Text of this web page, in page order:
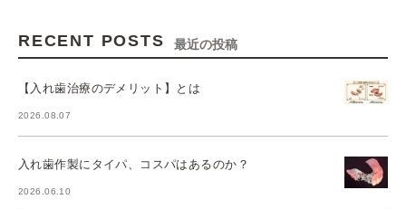
RECENT POSTS 最近の投稿
【入れ歯治療のデメリット】とは
2026.08.07
入れ歯作製にタイパ、コスパはあるのか？
2026.06.10